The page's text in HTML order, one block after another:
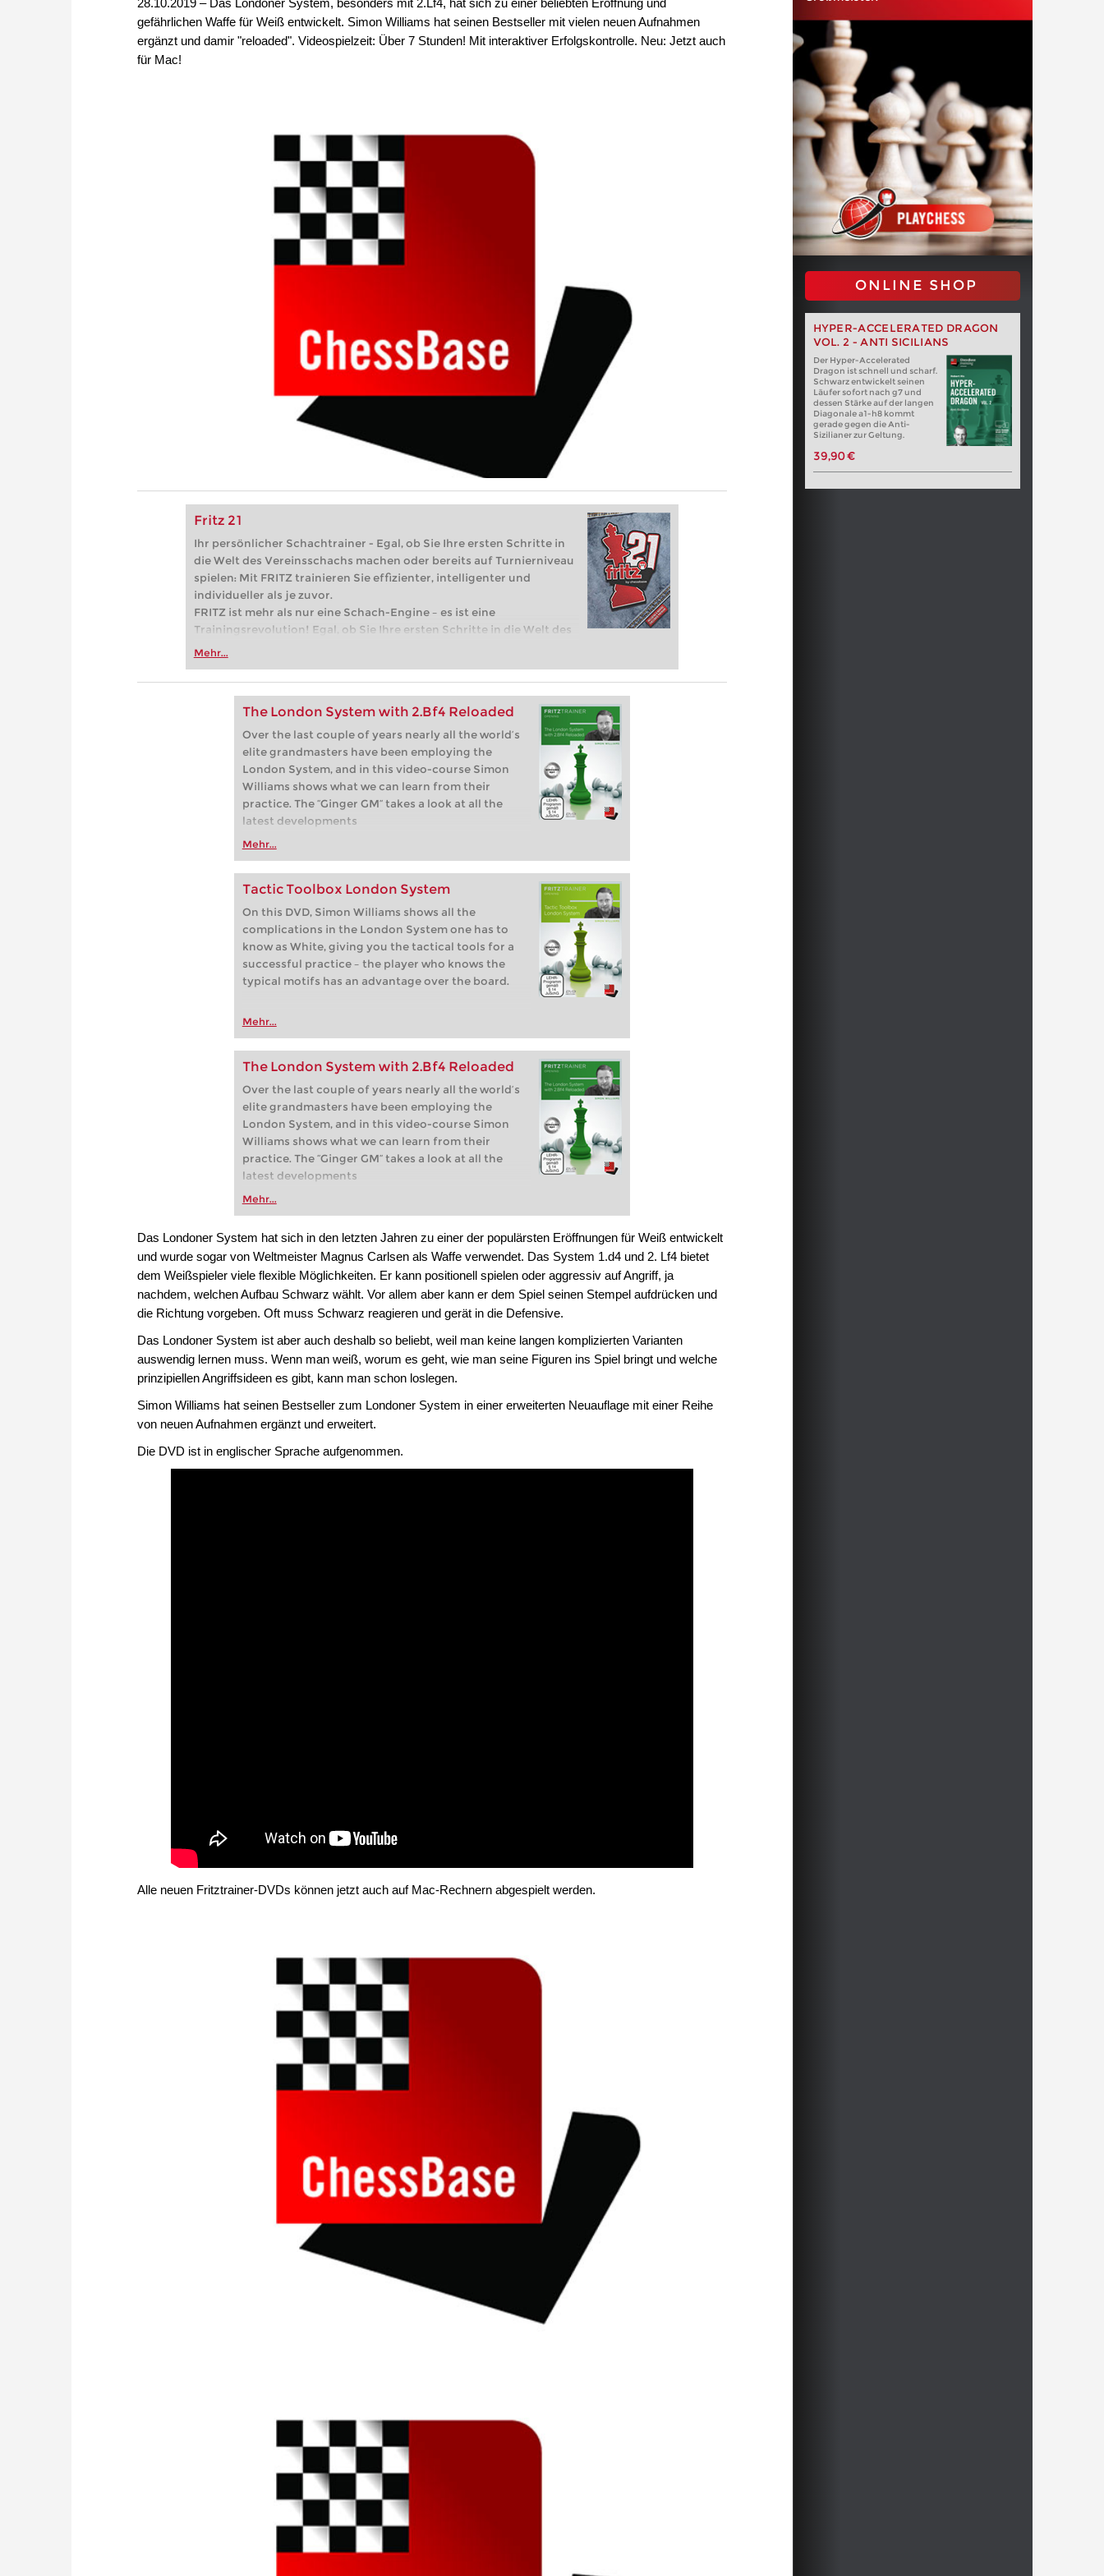
gefährlichen Waffe für Weiß entwickelt. Simon Williams hat seinen Bestseller mit vielen neuen Aufnahmen
ergänzt und damir "reloaded". Videospielzeit: Über 7 Stunden! Mit interaktiver Erfolgskontrolle. Neu: Jetzt auch
für Mac!
Fritz 21
Ihr persönlicher Schachtrainer - Egal, ob Sie Ihre ersten Schritte in
die Welt des Vereinsschachs machen oder bereits auf Turnierniveau
spielen: Mit FRITZ trainieren Sie effizienter, intelligenter und
individueller als je zuvor.
FRITZ ist mehr als nur eine Schach-Engine – es ist eine
Trainingsrevolution! Egal, ob Sie Ihre ersten Schritte in die Welt des
Vereinsschachs machen oder bereits auf Turnierniveau spielen: Mit
zuvor.
Mehr...
ONLINE SHOP
HYPER-ACCELERATED DRAGON
VOL. 2 - ANTI SICILIANS
Der Hyper-Accelerated
Dragon ist schnell und scharf.
Schwarz entwickelt seinen
Läufer sofort nach g7 und
dessen Stärke auf der langen
Diagonale a1-h8 kommt
gerade gegen die Anti-
Sizilianer zur Geltung.
39,90 €
The London System with 2.Bf4 Reloaded
Over the last couple of years nearly all the world’s
elite grandmasters have been employing the
London System, and in this video-course Simon
Williams shows what we can learn from their
practice. The “Ginger GM“ takes a look at all the
latest developments
Mehr...
Tactic Toolbox London System
On this DVD, Simon Williams shows all the
complications in the London System one has to
know as White, giving you the tactical tools for a
successful practice – the player who knows the
typical motifs has an advantage over the board.
Mehr...
The London System with 2.Bf4 Reloaded
Over the last couple of years nearly all the world’s
elite grandmasters have been employing the
London System, and in this video-course Simon
Williams shows what we can learn from their
practice. The “Ginger GM“ takes a look at all the
latest developments
Mehr...
Das Londoner System hat sich in den letzten Jahren zu einer der populärsten Eröffnungen für Weiß entwickelt
und wurde sogar von Weltmeister Magnus Carlsen als Waffe verwendet. Das System 1.d4 und 2. Lf4 bietet
dem Weißspieler viele flexible Möglichkeiten. Er kann positionell spielen oder aggressiv auf Angriff, ja
nachdem, welchen Aufbau Schwarz wählt. Vor allem aber kann er dem Spiel seinen Stempel aufdrücken und
die Richtung vorgeben. Oft muss Schwarz reagieren und gerät in die Defensive.
Das Londoner System ist aber auch deshalb so beliebt, weil man keine langen komplizierten Varianten
auswendig lernen muss. Wenn man weiß, worum es geht, wie man seine Figuren ins Spiel bringt und welche
prinzipiellen Angriffsideen es gibt, kann man schon loslegen.
Simon Williams hat seinen Bestseller zum Londoner System in einer erweiterten Neuauflage mit einer Reihe
von neuen Aufnahmen ergänzt und erweitert.
Die DVD ist in englischer Sprache aufgenommen.
Alle neuen Fritztrainer-DVDs können jetzt auch auf Mac-Rechnern abgespielt werden.